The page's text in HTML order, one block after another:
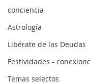
conciencia
Astrología
Libérate de las Deudas
Festividades -
Temas selectos